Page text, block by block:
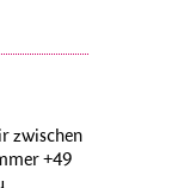
zwischen
+49